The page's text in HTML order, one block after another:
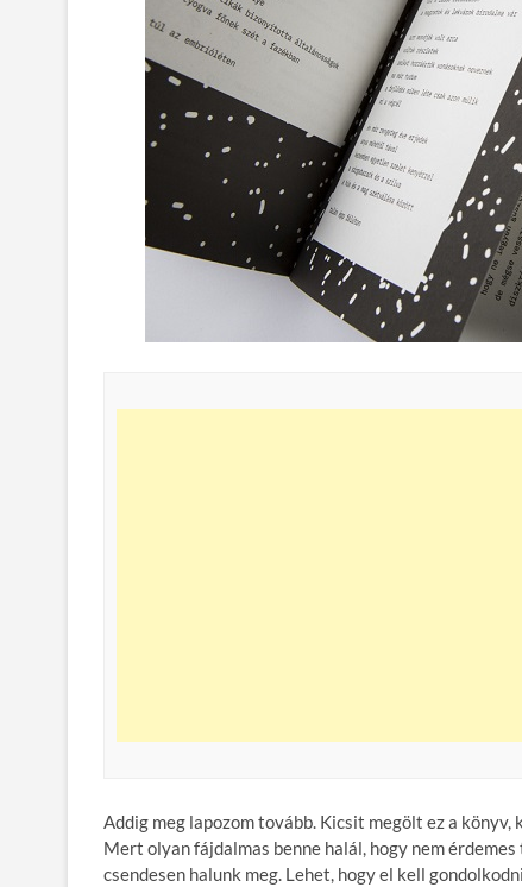
Addig meg lapozom tovább. Kicsit megölt ez a
Mert olyan fájdalmas benne halál, hogy nem
csendesen halunk meg. Lehet, hogy el kell